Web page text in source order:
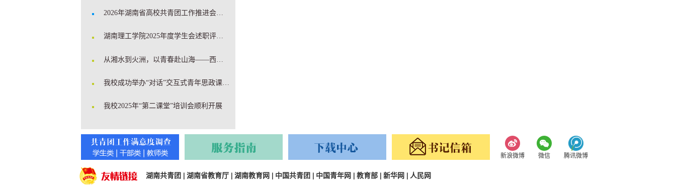
2026年湖南省高校共青团工作推进会在我校召开
湖南理工学院2025年度学生会述职评估会顺利召开
从湘水到火洲，以青春赴山海——西部计划学姐开讲啦！
我校成功举办“对话”交互式青年思政课堂暨2025年度团学骨干培训
我校2025年“第二课堂”培训会顺利开展
新浪微博 微信 腾讯微博
湖南共青团 湖南省教育厅| 湖南教育网 中国共青团 中国青年网 教育部| 新华网 人民网